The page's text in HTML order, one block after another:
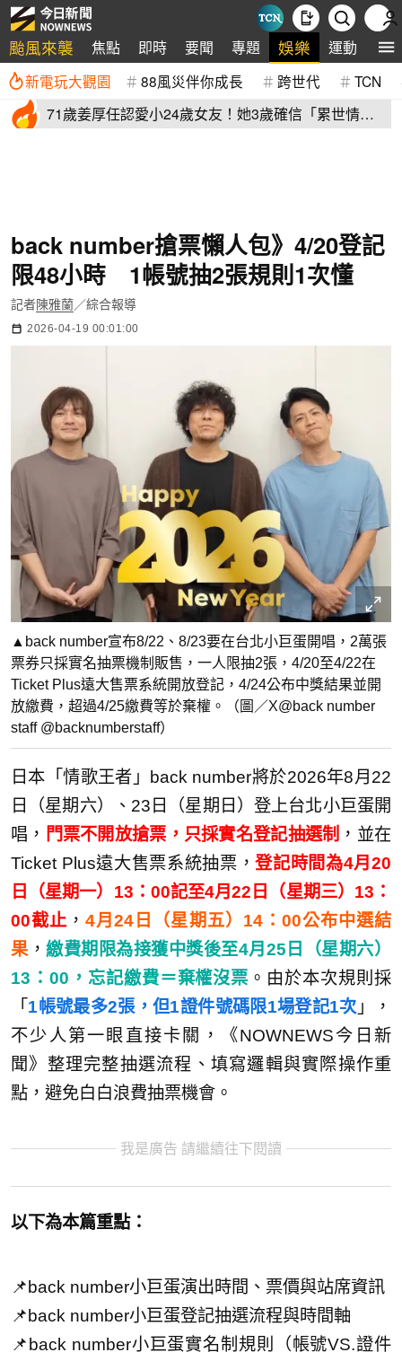
颱風來襲 焦點 即時 要聞 專題 娛樂 運動 全
新電玩大觀園 88風災伴你成長 跨世代 TCN
71歲姜厚任認愛小24歲女友！她3歲確信「累世情
back number搶票懶人包》4/20登記
限48小時 1帳號抽2張規則1次懂
記者陳雅蘭／綜合報導
2026-04-19 00:01:00
▲back number宣布8/22、8/23要在台北小巨蛋開唱，2萬張
票券只採實名抽票機制販售，一人限抽2張，4/20至4/22在
Ticket Plus遠大售票系統開放登記，4/24公布中獎結果並開
放繳費，超過4/25繳費等於棄權。（圖／X@back number
staff @backnumberstaff）
日本「情歌王者」back number將於2026年8月22
日（星期六）、23日（星期日）登上台北小巨蛋開
唱， 門票不開放搶票，只採實名登記抽選制 ，並在
Ticket Plus遠大售票系統抽票，登記時間為4月20
日（星期一）13：00記至4月22日（星期三）13：
00截止 ，4月24日（星期五）14：00公布中選結
果 ，繳費期限為接獲中獎後至4月25日（星期六）
13：00，忘記繳費＝棄權沒票 。由於本次規則採
「 1帳號最多2張，但1證件號碼限1場登記1次 」，
不少人第一眼直接卡關，《NOWNEWS今日新
聞》整理完整抽選流程、填寫邏輯與實際操作重
點，避免白白浪費抽票機會。
我是廣告 請繼續往下閱讀
以下為本篇重點：
📌back number小巨蛋演出時間、票價與站席資訊
📌back number小巨蛋登記抽選流程與時間軸
📌back number小巨蛋實名制規則（帳號VS.證件